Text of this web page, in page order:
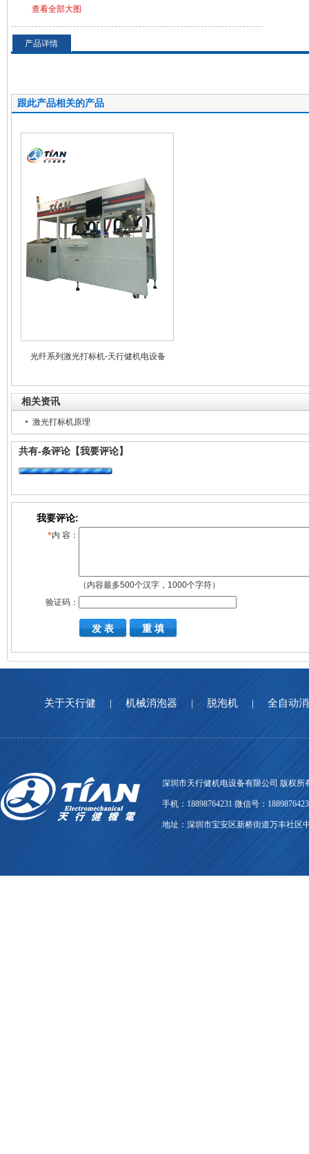
查看全部大图
产品详情
跟此产品相关的产品
光纤系列激光打标机-天行健机电设备
相关资讯
激光打标机原理
共有-条评论 【我要评论】
我要评论:
*内 容：
（内容最多500个汉字，1000个字符）
验证码：
关于天行健 | 机械消泡器 | 脱泡机 | 全自动
深圳市天行健机电设备有限公司 版权所
手机：18898764231 微信号：
地址：深圳市宝安区新桥街道万丰社